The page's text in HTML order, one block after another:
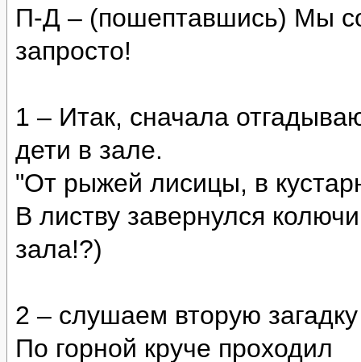
П-Д – (пошептавшись) Мы
запросто!
1 – Итак, сначала
дети в зале.
"От рыжей лисицы, в
В листву завернулся
зала!?)
2 – слушаем вторую загадку
По горной круче проходил